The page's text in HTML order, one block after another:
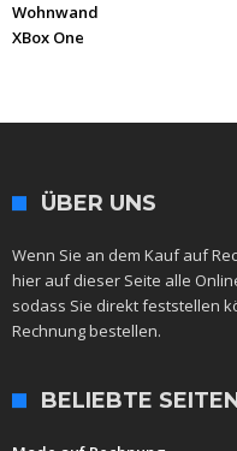
Wohnwand
XBox One
ÜBER UNS
Wenn Sie an dem Kauf auf
hier auf dieser Seite alle
sodass Sie direkt feststellen
Rechnung bestellen.
BELIEBTE